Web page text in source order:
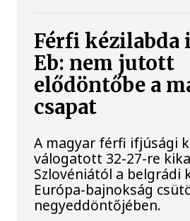
Férfi kézilabda
Eb: nem jutott
elődöntőbe a
csapat
A magyar férfi ifjúsági
válogatott 32-27-re
Szlovéniától a belgrádi
Európa-bajnokság
negyeddöntőjében.